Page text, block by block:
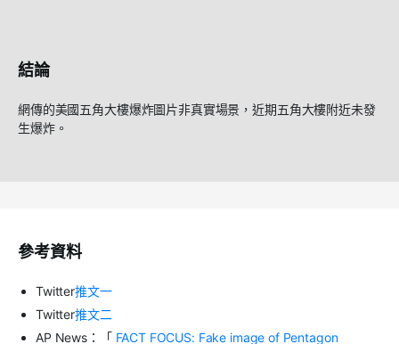
結論
網傳的美國五角大樓爆炸圖片非真實場景，近期五角大樓附近未發
生爆炸。
參考資料
Twitter推文一
Twitter推文二
AP News：「 FACT FOCUS: Fake image of Pentagon